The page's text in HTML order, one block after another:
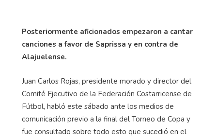
Posteriormente aficionados empezaron a cantar
canciones a favor de Saprissa y en contra de
Alajuelense.
Juan Carlos Rojas, presidente morado y director del
Comité Ejecutivo de la Federación Costarricense de
Fútbol, habló este sábado ante los medios de
comunicación previo a la final del Torneo de Copa y
fue consultado sobre todo esto que sucedió en el